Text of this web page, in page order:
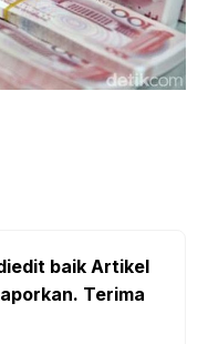
baik Artikel
Terima